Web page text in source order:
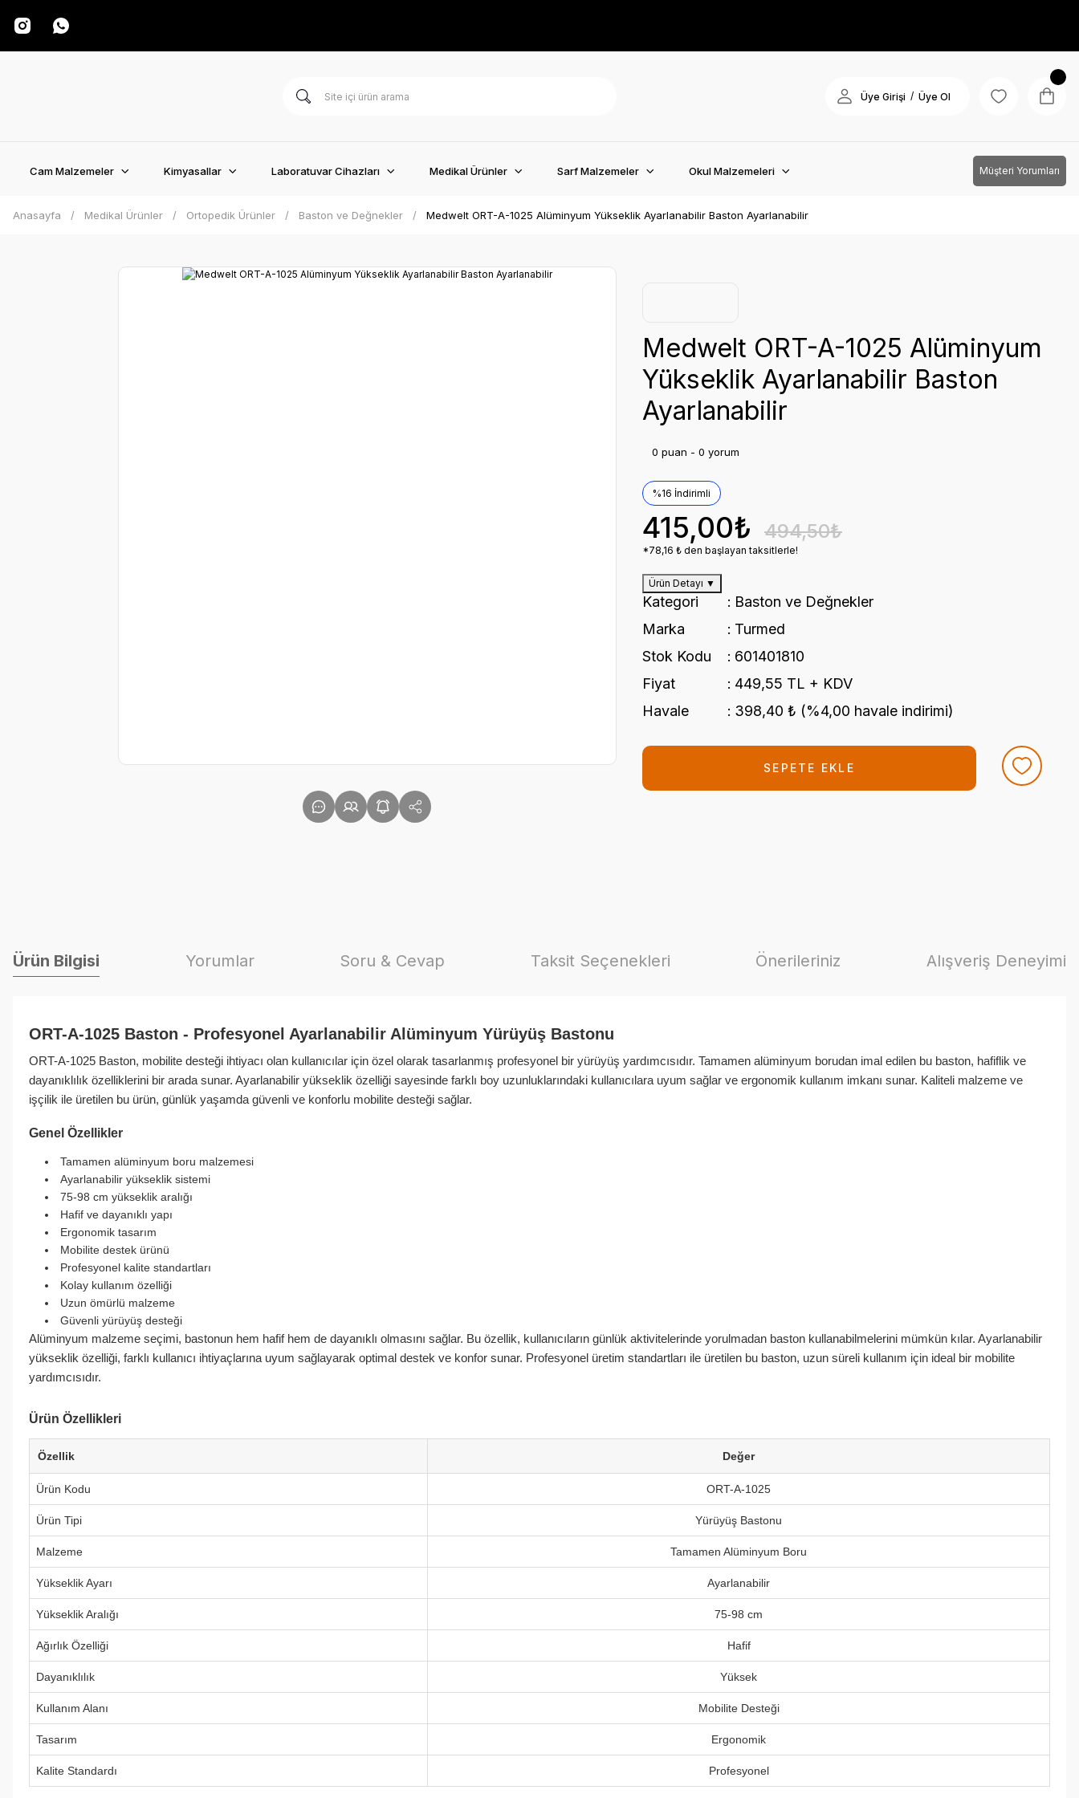
Üye Girişi / Üye Ol
Cam Malzemeler Kimyasallar Laboratuvar Cihazları Medikal Ürünler Sarf Malzemeler Okul Malzemeleri Müşteri Yorumları
Anasayfa Medikal Ürünler Ortopedik Ürünler Baston ve Değnekler Medwelt ORT-A-1025 Alüminyum Yükseklik Ayarlanabilir Baston Ayarlanabilir
Medwelt ORT-A-1025 Alüminyum
Yükseklik Ayarlanabilir Baston
Ayarlanabilir
0 puan - 0 yorum
%16 İndirimli
415,00₺ 494,50₺
*78,16 ₺ den başlayan taksitlerle!
Ürün Detayı ▼
Kategori
Baston ve Değnekler
Marka
Turmed
Stok Kodu
601401810
Fiyat
449,55 TL + KDV
Havale
398,40 ₺ (%4,00 havale indirimi)
SEPETE EKLE
Ürün Bilgisi Yorumlar Soru & Cevap Taksit Seçenekleri Önerileriniz Alışveriş Deneyimi
ORT-A-1025 Baston - Profesyonel Ayarlanabilir Alüminyum Yürüyüş Bastonu
ORT-A-1025 Baston, mobilite desteği ihtiyacı olan kullanıcılar için özel olarak tasarlanmış profesyonel bir yürüyüş yardımcısıdır. Tamamen alüminyum borudan imal edilen bu baston, hafiflik ve
dayanıklılık özelliklerini bir arada sunar. Ayarlanabilir yükseklik özelliği sayesinde farklı boy uzunluklarındaki kullanıcılara uyum sağlar ve ergonomik kullanım imkanı sunar. Kaliteli malzeme ve
işçilik ile üretilen bu ürün, günlük yaşamda güvenli ve konforlu mobilite desteği sağlar.
Genel Özellikler
Tamamen alüminyum boru malzemesi
Ayarlanabilir yükseklik sistemi
75-98 cm yükseklik aralığı
Hafif ve dayanıklı yapı
Ergonomik tasarım
Mobilite destek ürünü
Profesyonel kalite standartları
Kolay kullanım özelliği
Uzun ömürlü malzeme
Güvenli yürüyüş desteği
Alüminyum malzeme seçimi, bastonun hem hafif hem de dayanıklı olmasını sağlar. Bu özellik, kullanıcıların günlük aktivitelerinde yorulmadan baston kullanabilmelerini mümkün kılar. Ayarlanabilir
yükseklik özelliği, farklı kullanıcı ihtiyaçlarına uyum sağlayarak optimal destek ve konfor sunar. Profesyonel üretim standartları ile üretilen bu baston, uzun süreli kullanım için ideal bir mobilite
yardımcısıdır.
Ürün Özellikleri
Özellik Değer
Ürün Kodu ORT-A-1025
Ürün Tipi Yürüyüş Bastonu
Malzeme Tamamen Alüminyum Boru
Yükseklik Ayarı Ayarlanabilir
Yükseklik Aralığı 75-98 cm
Ağırlık Özelliği Hafif
Dayanıklılık Yüksek
Kullanım Alanı Mobilite Desteği
Tasarım Ergonomik
Kalite Standardı Profesyonel